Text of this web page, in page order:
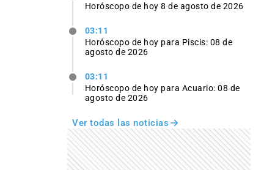
Horóscopo de hoy 8 de agosto de 2026
03:11
Horóscopo de hoy para Piscis: 08 de
agosto de 2026
03:11
Horóscopo de hoy para Acuario: 08 de
agosto de 2026
Ver todas las noticias